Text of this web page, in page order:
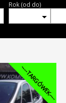
Rok (od do)
----TARGÓWEK----